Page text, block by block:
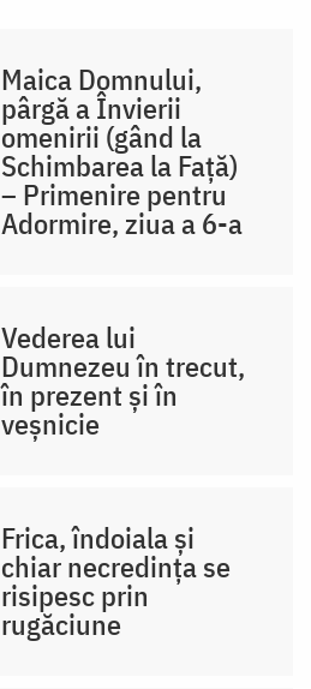
Maica Domnului,
pârgă a Învierii
omenirii (gând la
Schimbarea la Față)
– Primenire pentru
Adormire, ziua a 6-a
Vederea lui
Dumnezeu în trecut,
în prezent și în
veșnicie
Frica, îndoiala și
chiar necredința se
risipesc prin
rugăciune